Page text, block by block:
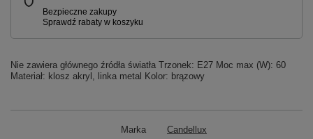
Nie zawiera głównego źródła światła Trzonek: E27 Moc max (W): 60
Materiał: klosz akryl, linka metal Kolor: brązowy
Marka Candellux